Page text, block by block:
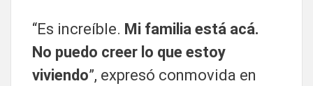
“Es increíble. Mi familia está acá.
No puedo creer lo que estoy
viviendo”, expresó conmovida en